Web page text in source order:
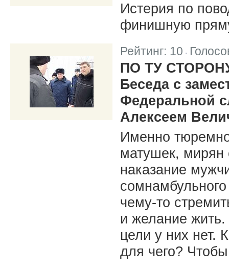
Истерия по
финишную
Рейтинг: 10 |
ПО ТУ
Беседа с
Федеральной
Алексеем
Именно
матушек, мирян
наказание
чему-то
и желание
цели у них нет.
для чего?